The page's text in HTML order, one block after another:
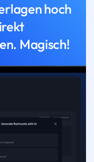
hoch
Magisch!